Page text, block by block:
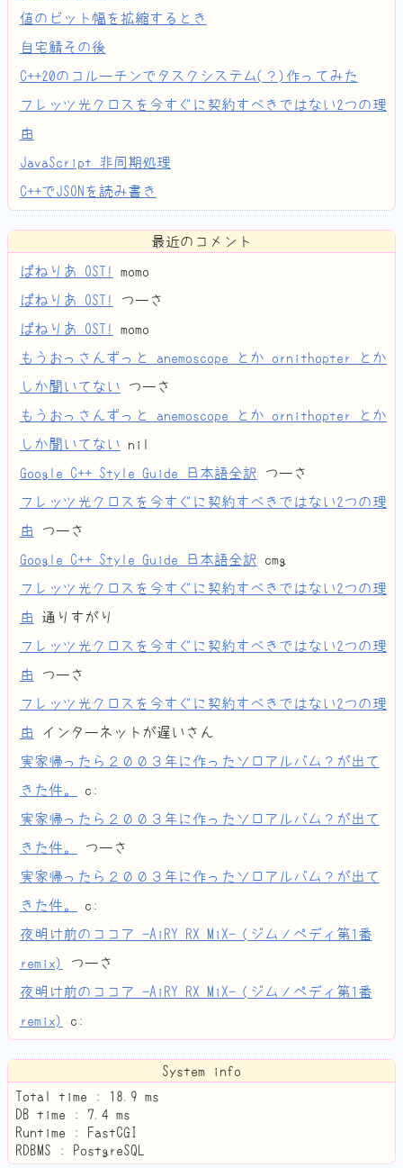
値のビット幅を拡縮するとき
自宅鯖その後
C++20のコルーチンでタスクシステム(？)作ってみた
フレッツ光クロスを今すぐに契約すべきではない2つの理
由
JavaScript 非同期処理
C++でJSONを読み書き
最近のコメント
ぱねりあ OST!
momo
ぱねりあ OST!
つーさ
ぱねりあ OST!
momo
もうおっさんずっと anemoscope とか ornithopter とか
しか聞いてない
つーさ
もうおっさんずっと anemoscope とか ornithopter とか
しか聞いてない
nil
Google C++ Style Guide 日本語全訳
つーさ
フレッツ光クロスを今すぐに契約すべきではない2つの理
由
つーさ
Google C++ Style Guide 日本語全訳
cmg
フレッツ光クロスを今すぐに契約すべきではない2つの理
由
通りすがり
フレッツ光クロスを今すぐに契約すべきではない2つの理
由
つーさ
フレッツ光クロスを今すぐに契約すべきではない2つの理
由
インターネットが遅いさん
実家帰ったら２００３年に作ったソロアルバム？が出て
きた件。
c:
実家帰ったら２００３年に作ったソロアルバム？が出て
きた件。
つーさ
実家帰ったら２００３年に作ったソロアルバム？が出て
きた件。
c:
夜明け前のココア -AiRY RX MiX- (ジムノペディ第1番
remix)
つーさ
夜明け前のココア -AiRY RX MiX- (ジムノペディ第1番
remix)
c:
System info
Total time :
18.9 ms
DB time : 7.4 ms
Runtime : FastCGI
RDBMS : PostgreSQL